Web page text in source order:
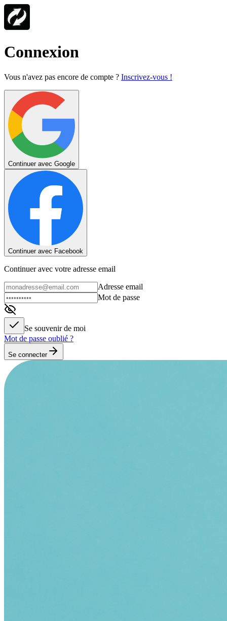
Connexion
Vous n'avez pas encore de compte ? Inscrivez-vous !
Continuer avec Google
Continuer avec Facebook
Continuer avec votre adresse email
Adresse email
Mot de passe
Se souvenir de moi
Mot de passe oublié ?
Se connecter